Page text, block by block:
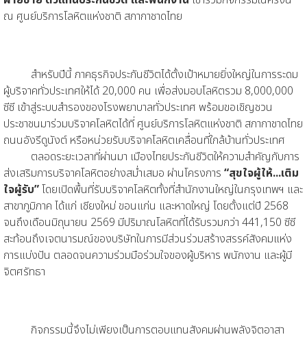
ณ ศูนย์บริการโลหิตแห่งชาติ สภากาชาดไทย
สำหรับปีนี้ ภาคธุรกิจประกันชีวิตได้ตั้งเป้าหมายยิ่งใหญ่ในการระดม
ผู้บริจาคทั่วประเทศให้ได้ 20,000 คน เพื่อส่งมอบโลหิตรวม 8,000,000
ซีซี เข้าสู่ระบบสำรองของโรงพยาบาลทั่วประเทศ พร้อมขอเชิญชวน
ประชาชนมาร่วมบริจาคโลหิตได้ที่ ศูนย์บริการโลหิตแห่งชาติ สภากาชาดไทย
ถนนอังรีดูนังต์ หรือหน่วยรับบริจาคโลหิตเคลื่อนที่ใกล้บ้านทั่วประเทศ
ตลอดระยะเวลาที่ผ่านมา เมืองไทยประกันชีวิตให้ความสำคัญกับการ
ส่งเสริมการบริจาคโลหิตอย่างสม่ำเสมอ ผ่านโครงการ “สุขใจผู้ให้...เติม
ใจผู้รับ”โดยเปิดพื้นที่รับบริจาคโลหิตทั้งที่สำนักงานใหญ่ในกรุงเทพฯ และ
สาขาภูมิภาค ได้แก่ เชียงใหม่ ขอนแก่น และหาดใหญ่ โดยตั้งแต่ปี 2568
จนถึงเดือนมิถุนายน 2569 มีปริมาณโลหิตที่ได้รับรวมกว่า 441,150 ซีซี
สะท้อนถึงเจตนารมณ์ของบริษัทในการมีส่วนร่วมสร้างสรรค์สังคมแห่ง
การแบ่งปัน ตลอดจนความร่วมมือร่วมใจของผู้บริหาร พนักงาน และผู้มี
จิตศรัทธา
กิจกรรมนี้จึงไม่เพียงเป็นการตอบแทนสังคมผ่านพลังจิตอาสา